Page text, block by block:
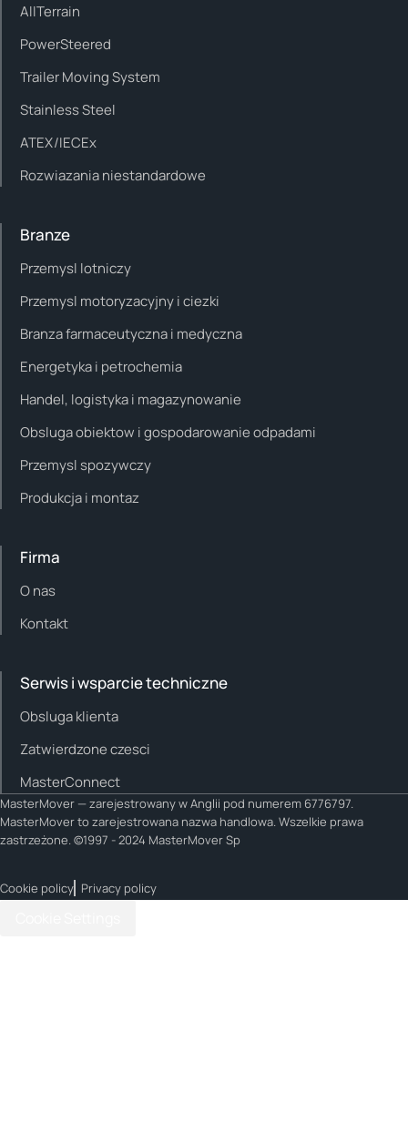
AllTerrain
PowerSteered
Trailer Moving System
Stainless Steel
ATEX/IECEx
Rozwiazania niestandardowe
Branze
Przemysl lotniczy
Przemysl motoryzacyjny i ciezki
Branza farmaceutyczna i medyczna
Energetyka i petrochemia
Handel, logistyka i magazynowanie
Obsluga obiektow i gospodarowanie odpadami
Przemysl spozywczy
Produkcja i montaz
Firma
O nas
Kontakt
Serwis i wsparcie techniczne
Obsluga klienta
Zatwierdzone czesci
MasterConnect
MasterMover — zarejestrowany w Anglii pod numerem 6776797.
MasterMover to zarejestrowana nazwa handlowa. Wszelkie prawa
zastrzeżone. ©1997 - 2024 MasterMover Sp
Cookie policy Privacy policy